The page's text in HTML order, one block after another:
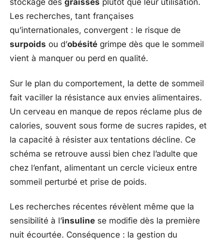
stockage des graisses plutôt que leur utilisation.
Les recherches, tant françaises
qu’internationales, convergent : le risque de
surpoids ou d’obésité grimpe dès que le sommeil
vient à manquer ou perd en qualité.
Sur le plan du comportement, la dette de sommeil
fait vaciller la résistance aux envies alimentaires.
Un cerveau en manque de repos réclame plus de
calories, souvent sous forme de sucres rapides, et
la capacité à résister aux tentations décline. Ce
schéma se retrouve aussi bien chez l’adulte que
chez l’enfant, alimentant un cercle vicieux entre
sommeil perturbé et prise de poids.
Les recherches récentes révèlent même que la
sensibilité à l’insuline se modifie dès la première
nuit écourtée. Conséquence : la gestion du